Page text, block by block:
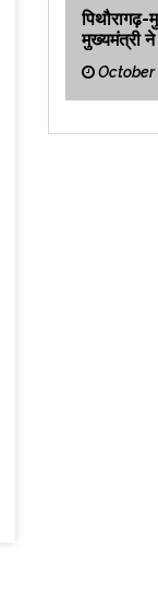
पिथौरागढ़-
मुख्यमंत्री
October